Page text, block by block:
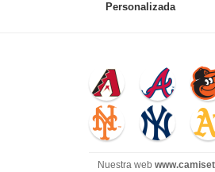
Personalizada
Nuestra web